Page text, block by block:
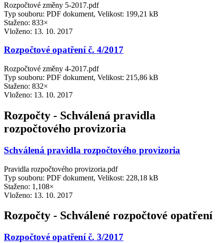
Rozpočtové změny 5-2017.pdf
Typ souboru: PDF dokument, Velikost: 199,21 kB
Staženo: 833×
Vloženo: 13. 10. 2017
Rozpočtové opatření č. 4/2017
Rozpočtové změny 4-2017.pdf
Typ souboru: PDF dokument, Velikost: 215,86 kB
Staženo: 832×
Vloženo: 13. 10. 2017
Rozpočty - Schválená pravidla
rozpočtového provizoria
Schválená pravidla rozpočtového provizoria
Pravidla rozpočtového provizoria.pdf
Typ souboru: PDF dokument, Velikost: 228,18 kB
Staženo: 1,108×
Vloženo: 13. 10. 2017
Rozpočty - Schválené rozpočtové opatření
Rozpočtové opatření č. 3/2017